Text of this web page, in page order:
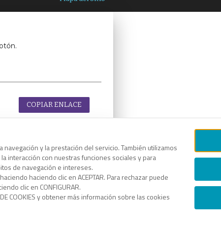
y la prestación del servicio. También utilizamos
interacción con nuestras funciones sociales y para
de navegación e intereses.
haciendo clic en ACEPTAR. Para rechazar puede
clic en CONFIGURAR.
COOKIES y obtener más información sobre las cookies
COPIAR ENLACE